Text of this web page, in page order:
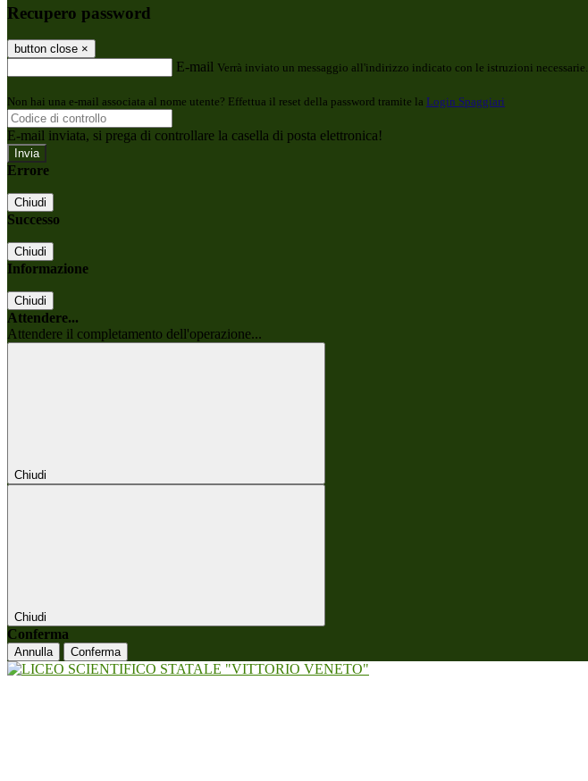
Recupero password
button close ×
E-mail Verrà inviato un messaggio all'indirizzo indicato con le istruzioni necessarie.
Non hai una e-mail associata al nome utente? Effettua il reset della password tramite la Login Spaggiari
E-mail inviata, si prega di controllare la casella di posta elettronica!
Errore
Chiudi
Successo
Chiudi
Informazione
Chiudi
Attendere...
Attendere il completamento dell'operazione...
Chiudi
Chiudi
Conferma
Annulla Conferma